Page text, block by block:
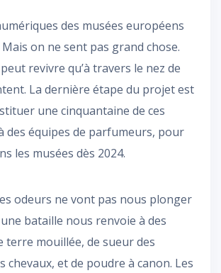
des musées européens
on ne sent pas grand chose.
revivre qu’à travers le nez de
La dernière étape du projet est
une cinquantaine de ces
des équipes de parfumeurs, pour
les musées dès 2024.
odeurs ne vont pas nous plonger
une bataille nous renvoie à des
terre mouillée, de sueur des
chevaux, et de poudre à canon. Les